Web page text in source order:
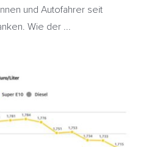
und Autofahrer seit
Wie der ...